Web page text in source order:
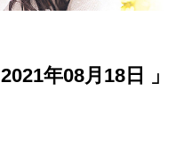
年08月18日 」